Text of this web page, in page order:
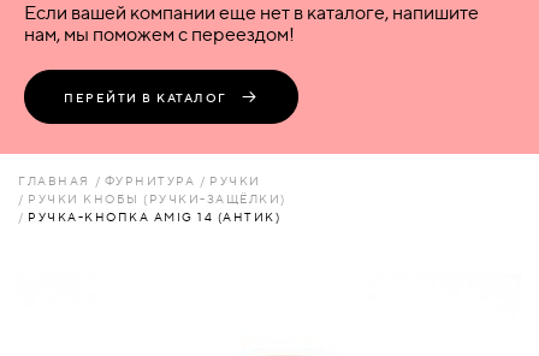
ПЕРЕГОРОДКИ
АКСЕССУАРЫ
Если вашей компании еще нет в каталоге, напишите
нам, мы поможем с переездом!
ПЕРЕЙТИ В КАТАЛОГ
ГЛАВНАЯ ФУРНИТУРА
РУЧКИ
РУЧКИ КНОБЫ (РУЧКИ-ЗАЩЁЛКИ)
РУЧКА-КНОПКА AMIG 14 (АНТИК)